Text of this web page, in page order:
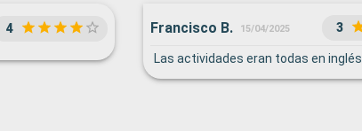
4 Francisco B. 15/04/2025 3
Las actividades eran todas en inglés